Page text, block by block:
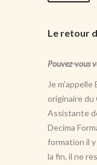
Le retour
Pouvez-vous
Je
originaire du
Assistante
Decima
formation il y
la fin, il ne